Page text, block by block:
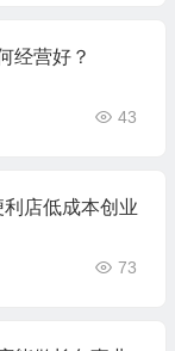
经营好？
43
店低成本创业
73